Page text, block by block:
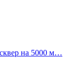
на 5000 м…